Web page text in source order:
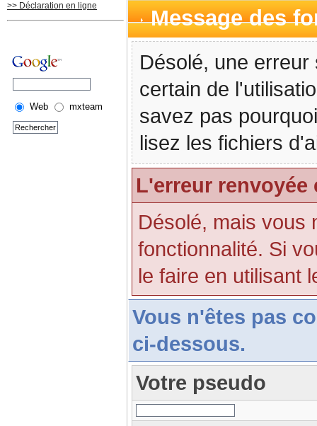
>> Déclaration en ligne
Web mxteam
Message des
Désolé, une
certain de
savez pas
lisez les fichiers
L'erreur renvoyée
Désolé, mais vous
fonctionnalité. Si
le faire en utilisant
Vous n'êtes pas
ci-dessous.
Votre pseudo